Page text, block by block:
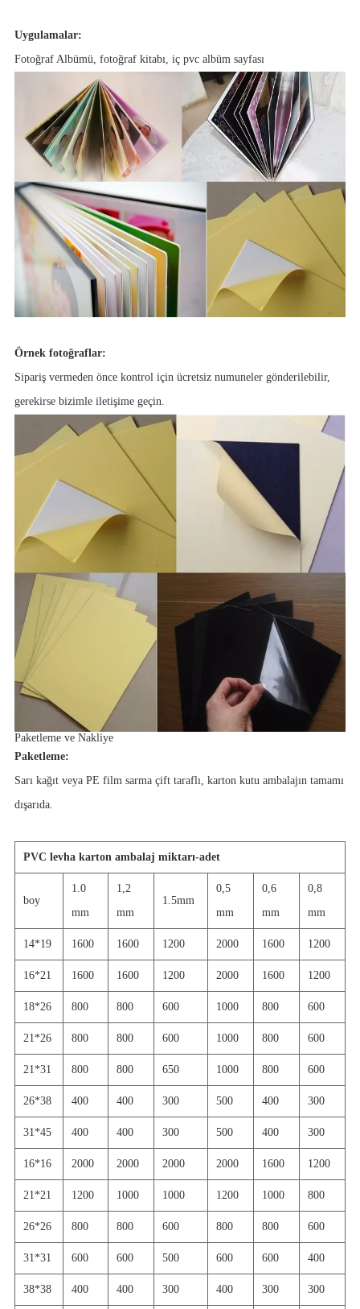
Uygulamalar:
Fotoğraf Albümü, fotoğraf kitabı, iç pvc albüm sayfası
Örnek fotoğraflar:
Sipariş vermeden önce kontrol için ücretsiz numuneler gönderilebilir,
gerekirse bizimle iletişime geçin.
Paketleme ve Nakliye
Paketleme:
Sarı kağıt veya PE film sarma çift taraflı, karton kutu ambalajın tamamı
dışarıda.
PVC levha karton ambalaj miktarı-adet
boy
1.0
mm
1,2
mm
1.5mm
0,5
mm
0,6
mm
0,8
mm
14*19 1600 1600 1200 2000 1600 1200
16*21 1600 1600 1200 2000 1600 1200
18*26 800 800 600 1000 800 600
21*26 800 800 600 1000 800 600
21*31 800 800 650 1000 800 600
26*38 400 400 300 500 400 300
31*45 400 400 300 500 400 300
16*16 2000 2000 2000 2000 1600 1200
21*21 1200 1000 1000 1200 1000 800
26*26 800 800 600 800 800 600
31*31 600 600 500 600 600 400
38*38 400 400 300 400 300 300